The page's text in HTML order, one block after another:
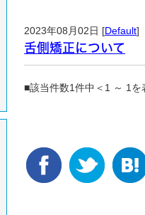
2023年08月02日 [Default]
舌側矯正について
■該当件数1件中＜1 ～ 1を